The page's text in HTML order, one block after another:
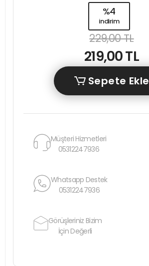
%4
indirim
229,00 TL
219,00 TL
Sepete Ekle
Müşteri Hizmetleri
05312247936
Whatsapp Destek
05312247936
Görüşleriniz Bizim
İçin Değerli